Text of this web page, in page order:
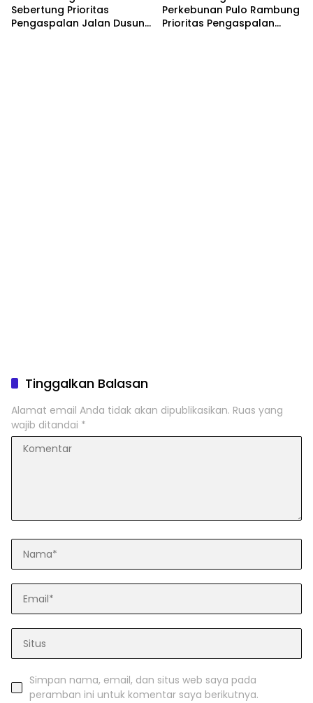
Sebertung Prioritas
Pengaspalan Jalan Dusun
Perkebunan Pulo Rambung
Prioritas Pengaspalan
Tinggalkan Balasan
Alamat email Anda tidak akan dipublikasikan. Ruas yang
wajib ditandai *
Simpan nama, email, dan situs web saya pada
peramban ini untuk komentar saya berikutnya.